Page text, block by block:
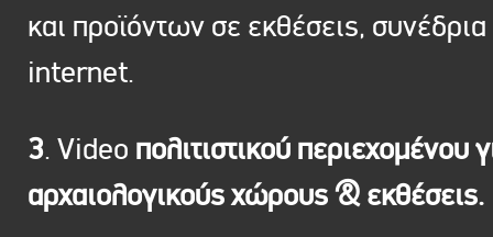
και προϊόντων σε εκθέσεις, συνέδρια
internet.
3. Video πολιτιστικού περιεχομένου
αρχαιολογικούς χώρους & εκθέσεις.